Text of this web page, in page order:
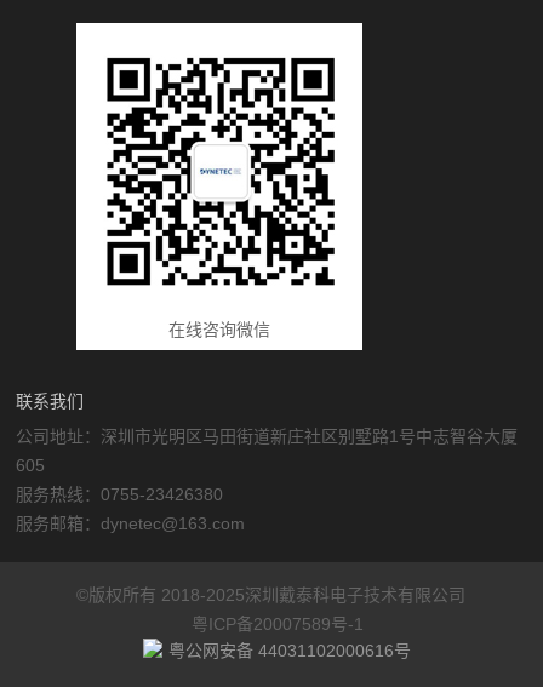
在线咨询微信
联系我们
公司地址：深圳市光明区马田街道新庄社区别墅路1号中志智谷大厦
605
服务热线：0755-23426380
服务邮箱：dynetec@163.com
©版权所有 2018-2025深圳戴泰科电子技术有限公司
粤ICP备20007589号-1
粤公网安备 44031102000616号